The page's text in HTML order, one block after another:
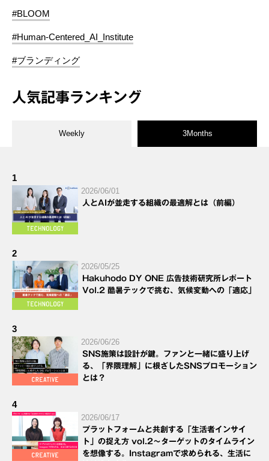
#BLOOM
#Human-Centered_AI_Institute
#ブランディング
人気記事ランキング
Weekly 3Months
1
2026/06/01
人とAIが並走する組織の最適解とは（前編）
2
2026/05/25
Hakuhodo DY ONE 広告技術研究所レポート
Vol.2 酷暑テックで挑む、気候変動への「適応」
3
2026/06/26
SNS施策は設計が鍵。ファンと一緒に盛り上げ
る、「界隈理解」に根ざしたSNSプロモーション
とは？
4
2026/06/17
プラットフォームと共創する「生活者インサイ
ト」の捉え方 vol.2～ターゲットのタイムライン
を想像する。Instagramで求められる、生活に